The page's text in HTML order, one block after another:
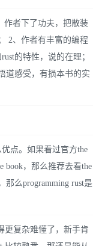
作者下了功夫，把散装
2、作者有丰富的编程
的特性，说的在理；
道感受，有损本书的实
点。如果看过官方the
book，那么推荐去看the
那么programming rust是
更复杂难懂了，新手肯